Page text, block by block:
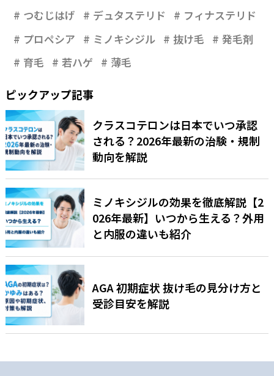
つむじはげ
デュタステリド
フィナステリド
プロペシア
ミノキシジル 抜け毛
発毛剤
育毛
若ハゲ 薄毛
ピックアップ記事
クラスコテロンは日本でいつ承認
される？2026年最新の治験・規制
動向を解説
ミノキシジルの効果を徹底解説【2
026年最新】いつから生える？外用
と内服の違いも紹介
AGA 初期症状 抜け毛の見分け方と
受診目安を解説